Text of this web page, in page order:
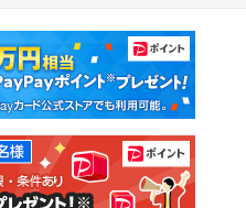
中古マンション
中古一戸建て
土地
教えて！住まいの先生